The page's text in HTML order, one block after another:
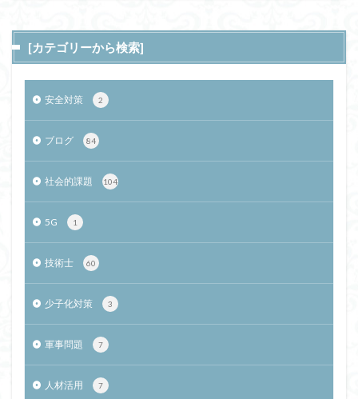
[カテゴリーから検索]
安全対策 2
ブログ 84
社会的課題 104
5G 1
技術士 60
少子化対策 3
軍事問題 7
人材活用 7